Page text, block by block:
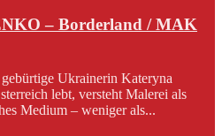
– Borderland / MAK
Ukrainerin Kateryna
lebt, versteht Malerei als
Medium – weniger als...